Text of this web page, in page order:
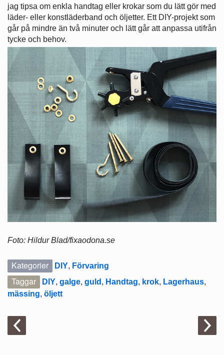
jag tipsa om enkla handtag eller krokar som du lätt gör med
läder- eller konstläderband och öljetter. Ett DIY-projekt som
går på mindre än två minuter och lätt går att anpassa utifrån
tycke och behov.
Foto: Hildur Blad/fixaodona.se
Kategorier DIY, Förvaring
Taggar DIY, galge, guld , Handtag, krok, Lagerhaus,
mässing, öljett